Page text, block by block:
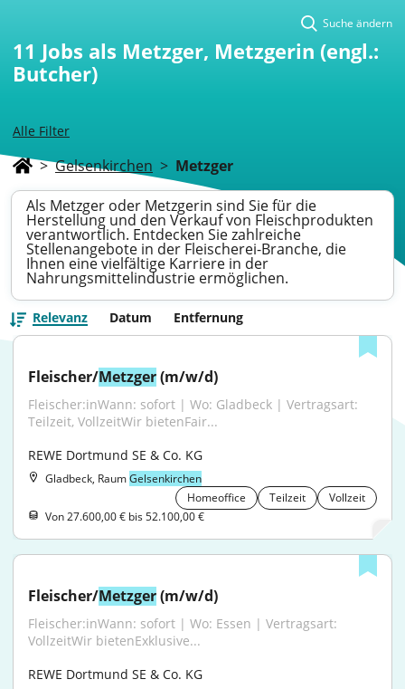
Alle Filter
Suche ändern
11 Jobs als Metzger, Metzgerin (engl.:
Butcher)
> Gelsenkirchen > Metzger
Als Metzger oder Metzgerin sind Sie für die
Herstellung und den Verkauf von Fleischprodukten
verantwortlich. Entdecken Sie zahlreiche
Stellenangebote in der Fleischerei-Branche, die
Ihnen eine vielfältige Karriere in der
Nahrungsmittelindustrie ermöglichen.
Relevanz Datum Entfernung
Fleischer/Metzger (m/w/d)
Fleischer:inWann: sofort | Wo: Gladbeck | Vertragsart:
Teilzeit, VollzeitWir bietenFair...
REWE Dortmund SE & Co. KG
Gladbeck, RaumGelsenkirchen
Homeoffice
Teilzeit
Vollzeit
Von 27.600,00 € bis 52.100,00 €
Fleischer/Metzger (m/w/d)
Fleischer:inWann: sofort | Wo: Essen | Vertragsart:
VollzeitWir bietenExklusive...
REWE Dortmund SE & Co. KG